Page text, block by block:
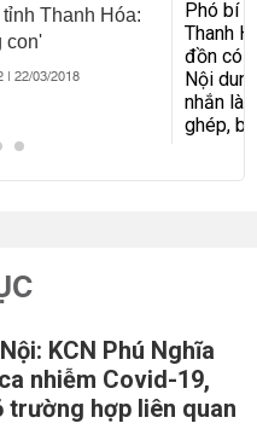
Thanh Hóa:
con'
| 22/03/2018
KCN Phú Nghĩa
nhiễm Covid-19,
trường hợp liên quan